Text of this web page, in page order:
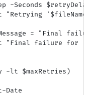
-Seconds $retryDelay
"Retrying
= "Final
"Final failure for
-lt $maxRetries)
Date